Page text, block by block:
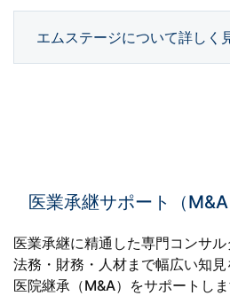
エムステージについて詳しく
医業承継サポート（
医業承継に精通した専門コンサル
法務・財務・人材まで幅広い知
医院継承（M&A）をサポートしま